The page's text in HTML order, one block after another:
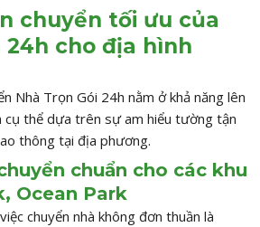
chuyển tối ưu của
24h cho địa hình
Nhà Trọn Gói 24h nằm ở khả năng lên
cụ thể dựa trên sự am hiểu tường tận
thông tại địa phương.
chuẩn cho các khu
Ocean Park
chuyển nhà không đơn thuần là